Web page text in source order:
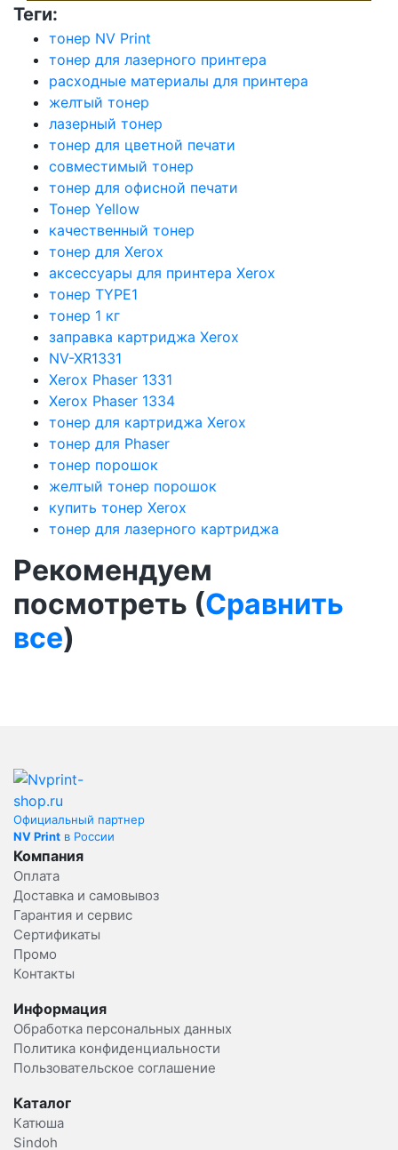
Теги:
тонер NV Print
тонер для лазерного принтера
расходные материалы для принтера
желтый тонер
лазерный тонер
тонер для цветной печати
совместимый тонер
тонер для офисной печати
Тонер Yellow
качественный тонер
тонер для Xerox
аксессуары для принтера Xerox
тонер TYPE1
тонер 1 кг
заправка картриджа Xerox
NV-XR1331
Xerox Phaser 1331
Xerox Phaser 1334
тонер для картриджа Xerox
тонер для Phaser
тонер порошок
желтый тонер порошок
купить тонер Xerox
тонер для лазерного картриджа
Рекомендуем
посмотреть (Сравнить
все)
Официальный партнер
NV Print в России
Компания
Оплата
Доставка и самовывоз
Гарантия и сервис
Сертификаты
Промо
Контакты
Информация
Обработка персональных данных
Политика конфиденциальности
Пользовательское соглашение
Каталог
Катюша
Sindoh